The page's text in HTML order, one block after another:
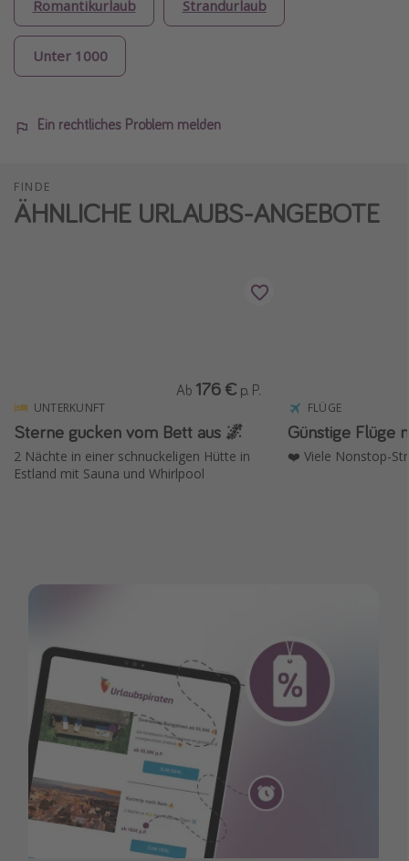
Romantikurlaub Strandurlaub
Unter 1000
Ein rechtliches Problem melden
FINDE
ÄHNLICHE URLAUBS-ANGEBOTE
UNTERKUNFT
Sterne gucken vom Bett aus 🌌
2 Nächte in einer schnuckeligen Hütte in
Estland mit Sauna und Whirlpool
Ab 176 € p. P.
FLÜGE
Günstige
❤️ Viele Nonstop-